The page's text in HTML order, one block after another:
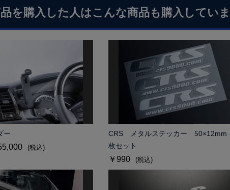
を購入した人はこんな商品も購入してい
ー
(税込)
CRS メタルステッカー
枚セット
￥990 (税込)